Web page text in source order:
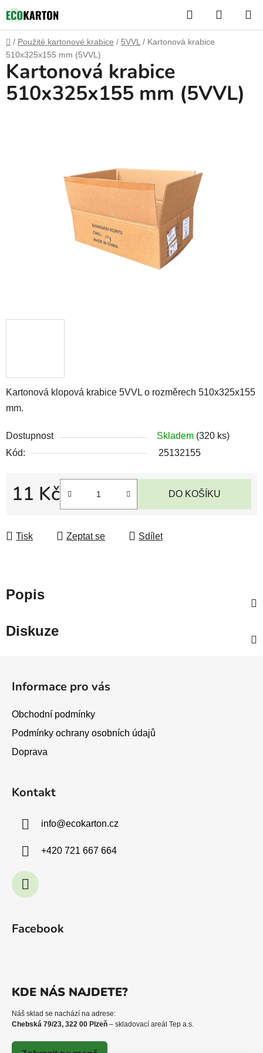
Přejít
na
Hledat
KOŠÍK
Domů
/ Použité kartonové krabice / 5VVL / Kartonová krabice
510x325x155 mm (5VVL)
Kartonová klopová krabice 5VVL o rozměrech 510x325x155
mm.
Dostupnost Skladem (320 ks)
Kód:
25132155
11 Kč
Měrná cena:
DO KOŠÍKU
Tisk Zeptat se Sdílet
Kartonová krabice
510x325x155 mm (5VVL)
Popis
Diskuze
Informace pro vás
Obchodní podmínky
Podmínky ochrany osobních údajů
Doprava
Kontakt
info@ecokarton.cz
+420 721 667 664
Facebook
KDE NÁS NAJDETE?
Náš sklad se nachází na adrese:
Chebská 79/23, 322 00 Plzeň – skladovací areál Tep a.s.